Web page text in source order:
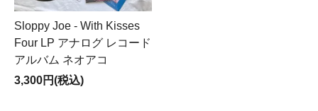
Sloppy Joe - With Kisses
Four LP アナログ レコード
アルバム ネオアコ
3,300円(税込)